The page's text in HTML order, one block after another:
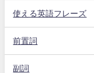
使える英語フレーズ
前置詞
副詞